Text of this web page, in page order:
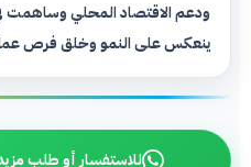
ودعم الاقتصاد المحلي وساهمت في
ينعكس على النمو وخلق فرص
للاستفسار أو طلب